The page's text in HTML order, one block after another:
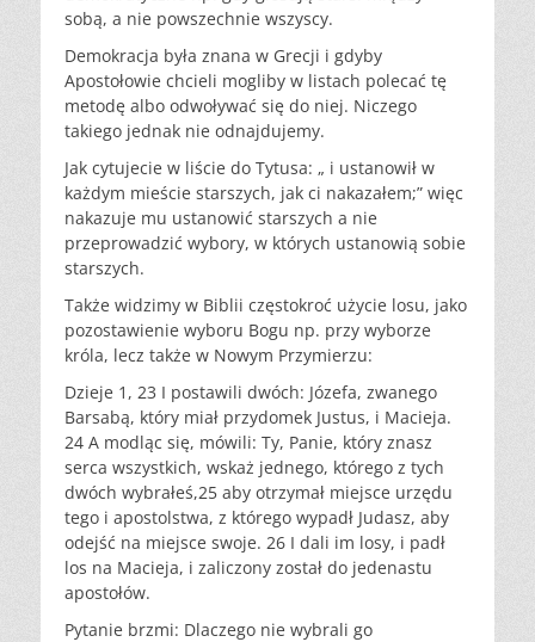
sobą, a nie powszechnie wszyscy.
Demokracja była znana w Grecji i gdyby
Apostołowie chcieli mogliby w listach polecać tę
metodę albo odwoływać się do niej. Niczego
takiego jednak nie odnajdujemy.
Jak cytujecie w liście do Tytusa: „ i ustanowił w
każdym mieście starszych, jak ci nakazałem;” więc
nakazuje mu ustanowić starszych a nie
przeprowadzić wybory, w których ustanowią sobie
starszych.
Także widzimy w Biblii częstokroć użycie losu, jako
pozostawienie wyboru Bogu np. przy wyborze
króla, lecz także w Nowym Przymierzu:
Dzieje 1, 23 I postawili dwóch: Józefa, zwanego
Barsabą, który miał przydomek Justus, i Macieja.
24 A modląc się, mówili: Ty, Panie, który znasz
serca wszystkich, wskaż jednego, którego z tych
dwóch wybrałeś,25 aby otrzymał miejsce urzędu
tego i apostolstwa, z którego wypadł Judasz, aby
odejść na miejsce swoje. 26 I dali im losy, i padł
los na Macieja, i zaliczony został do jedenastu
apostołów.
Pytanie brzmi: Dlaczego nie wybrali go